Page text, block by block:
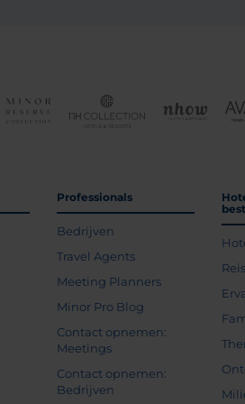
Professionals
Bedrijven
Travel Agents
Meeting Planners
Minor Pro Blog
Contact opnemen:
Meetings
Contact opnemen:
Bedrijven